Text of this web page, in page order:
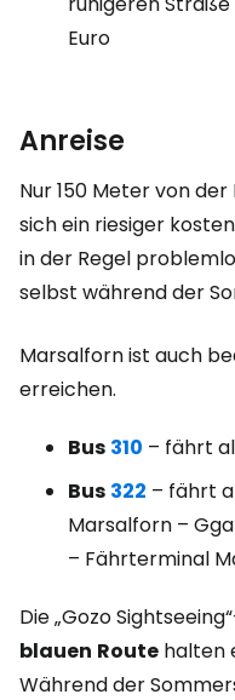
Euro
Anreise
Nur 150 Meter von
sich ein riesiger
in der Regel
selbst während der
Marsalforn ist auch
erreichen.
Bus 310 – fährt
Bus 322 – fährt
Marsalforn –
– Fährterminal
Die „Gozo
blauen Route halten
Während der